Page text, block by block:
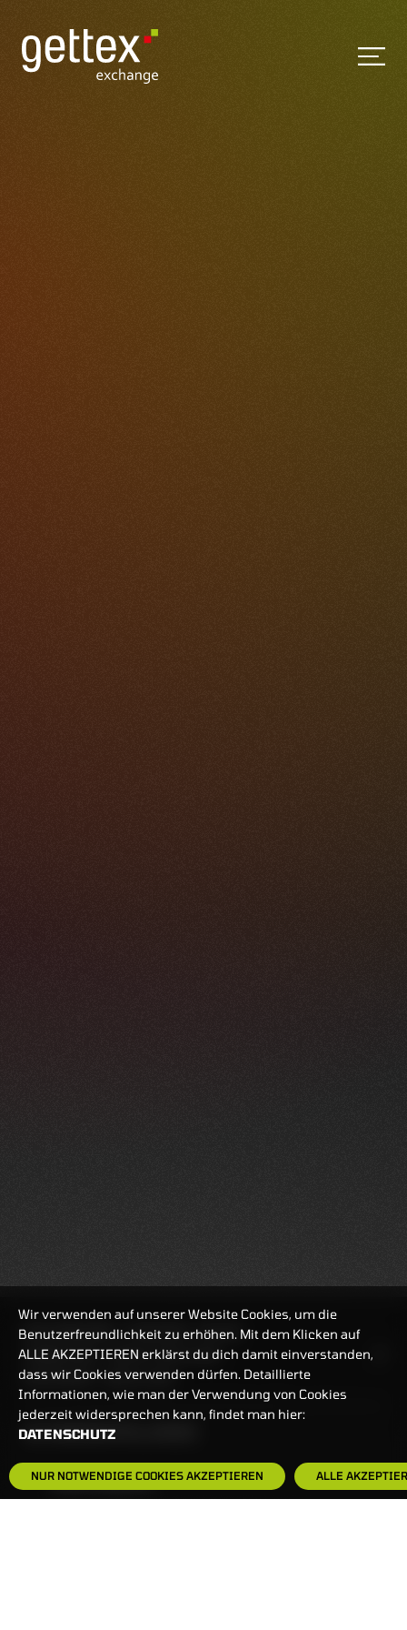
BANKEINSTELLUNGEN
HÄUFIG GESUCHT:
REALTIMEKURSE 07.08.2026
07:41:38
HANDELSZEIT
MO-FR: 7:30-23 UHR
ZERTIFIKATE
8:00-22 UHR
Wir verwenden auf unserer Website Cookies, um die
Benutzerfreundlichkeit zu erhöhen. Mit dem Klicken auf
ALLE AKZEPTIEREN erklärst du dich damit einverstanden,
dass wir Cookies verwenden dürfen. Detaillierte
Informationen, wie man der Verwendung von Cookies
jederzeit widersprechen kann, findet man hier:
DATENSCHUTZ
NUR NOTWENDIGE COOKIES AKZEPTIEREN ALLE